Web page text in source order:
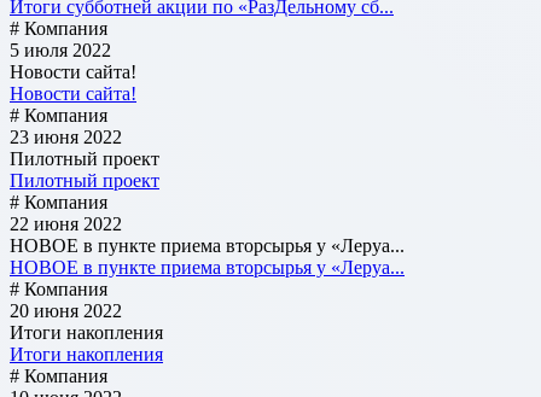
Итоги субботней акции по «РазДельному сб...
# Компания
5 июля 2022
Новости сайта!
Новости сайта!
# Компания
23 июня 2022
Пилотный проект
Пилотный проект
# Компания
22 июня 2022
НОВОЕ в пункте приема вторсырья у «Леруа...
НОВОЕ в пункте приема вторсырья у «Леруа...
# Компания
20 июня 2022
Итоги накопления
Итоги накопления
# Компания